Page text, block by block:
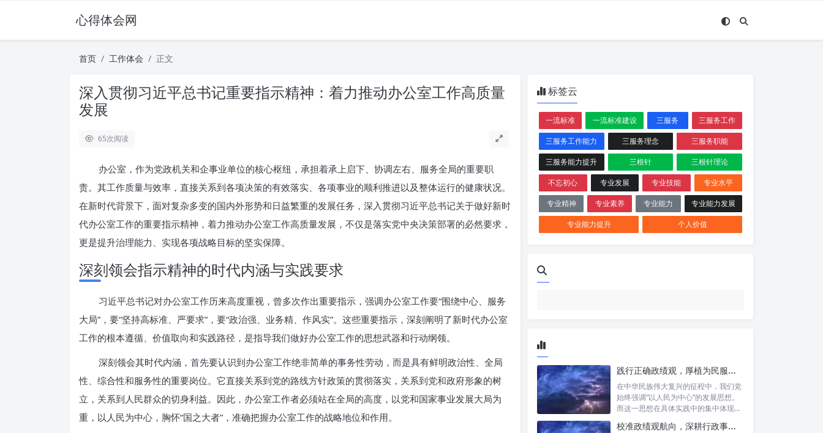
心得体会网
首页 工作体会 正文
深入贯彻习近平总书记重要指示精神：着力推动办公室工作高质量
发展
65次阅读
办公室，作为党政机关和企事业单位的核心枢纽，承担着承上启下、协调左右、服务全局的重要职
责。其工作质量与效率，直接关系到各项决策的有效落实、各项事业的顺利推进以及整体运行的健康状况。
在新时代背景下，面对复杂多变的国内外形势和日益繁重的发展任务，深入贯彻习近平总书记关于做好新时
代办公室工作的重要指示精神，着力推动办公室工作高质量发展，不仅是落实党中央决策部署的必然要求，
更是提升治理能力、实现各项战略目标的坚实保障。
深刻领会指示精神的时代内涵与实践要求
习近平总书记对办公室工作历来高度重视，曾多次作出重要指示，强调办公室工作要“围绕中心、服务
大局”，要“坚持高标准、严要求”，要“政治强、业务精、作风实”。这些重要指示，深刻阐明了新时代办公室
工作的根本遵循、价值取向和实践路径，是指导我们做好办公室工作的思想武器和行动纲领。
深刻领会其时代内涵，首先要认识到办公室工作绝非简单的事务性劳动，而是具有鲜明政治性、全局
性、综合性和服务性的重要岗位。它直接关系到党的路线方针政策的贯彻落实，关系到党和政府形象的树
立，关系到人民群众的切身利益。因此，办公室工作者必须站在全局的高度，以党和国家事业发展大局为
重，以人民为中心，胸怀“国之大者”，准确把握办公室工作的战略地位和作用。
标签云
一流标准 一流标准建设 三服务
三服务工作
三服务工作能力
三服务理念
三服务职能
三服务能力提升
三根针
三根针理论
不忘初心
专业发展 专业技能
专业水平
专业精神
专业素养 专业能力
专业能力发展
专业能力提升
个人价值
践行正确政绩观，厚植为民服务根基：迈向高质量发展的根本遵循
在中华民族伟大复兴的征程中，我们党
始终强调“以人民为中心”的发展思想。
而这一思想在具体实践中的集中体现，
校准政绩观航向，深耕行政事业本职：新时代高质量发展的双重 imperative